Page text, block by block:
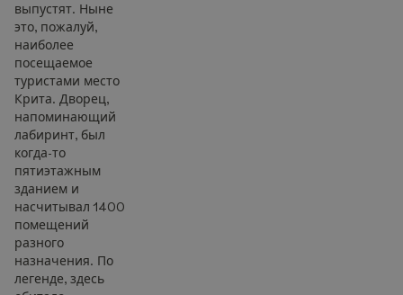
выпустят. Ныне
это, пожалуй,
наиболее
посещаемое
туристами место
Крита. Дворец,
напоминающий
лабиринт, был
когда-то
пятиэтажным
зданием и
насчитывал 1400
помещений
разного
назначения. По
легенде, здесь